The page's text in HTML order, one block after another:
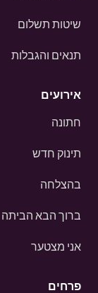
שיטות תשלום
תנאים והגבלות
אירועים
חתונה
תינוק חדש
בהצלחה
ברוך הבא הביתה
אני מצטער
פרחים